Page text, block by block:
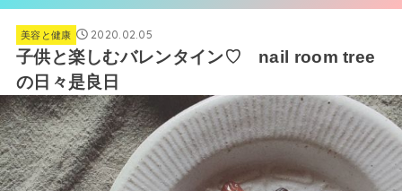
美容と健康 2020.02.05
子供と楽しむバレンタイン♡ nail room tree
の日々是良日